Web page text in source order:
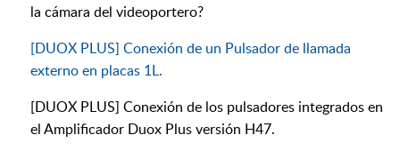
la cámara del videoportero?
[DUOX PLUS] Conexión de un Pulsador de llamada
externo en placas 1L.
[DUOX PLUS] Conexión de los pulsadores integrados en
el Amplificador Duox Plus versión H47.